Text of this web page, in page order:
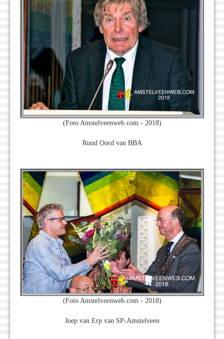
(Foto Amstelveenweb.com - 2018)
Ruud Oord van BBA
(Foto Amstelveenweb.com - 2018)
Joep van Erp van SP-Amstelveen